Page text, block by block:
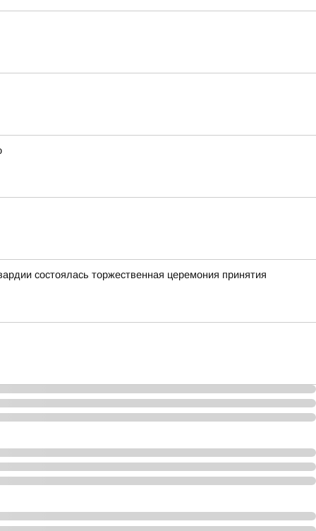
состоялась торжественная церемония принятия